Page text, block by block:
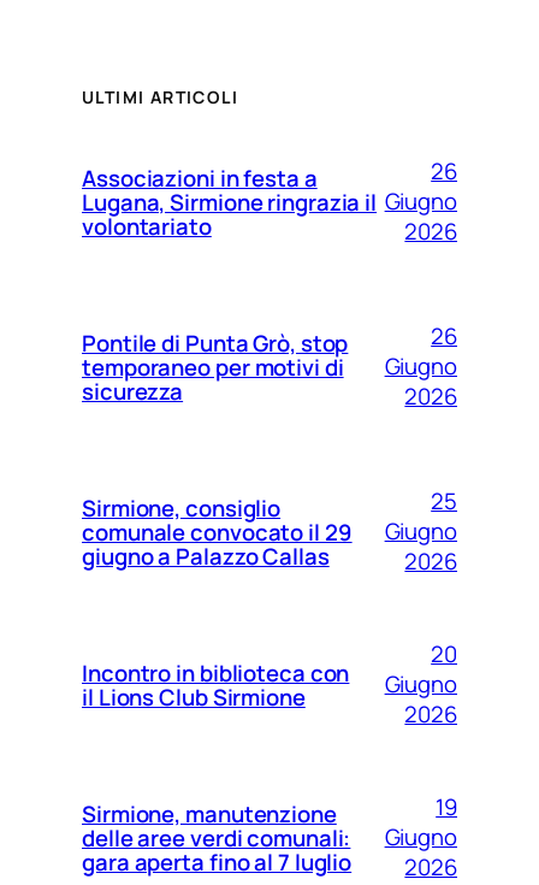
ULTIMI ARTICOLI
Associazioni in festa a
Lugana, Sirmione ringrazia il
volontariato
26
Giugno
2026
Pontile di Punta Grò, stop
temporaneo per motivi di
sicurezza
26
Giugno
2026
Sirmione, consiglio
comunale convocato il 29
giugno a Palazzo Callas
25
Giugno
2026
Incontro in biblioteca con
il Lions Club Sirmione
20
Giugno
2026
Sirmione, manutenzione
delle aree verdi comunali:
gara aperta fino al 7 luglio
19
Giugno
2026